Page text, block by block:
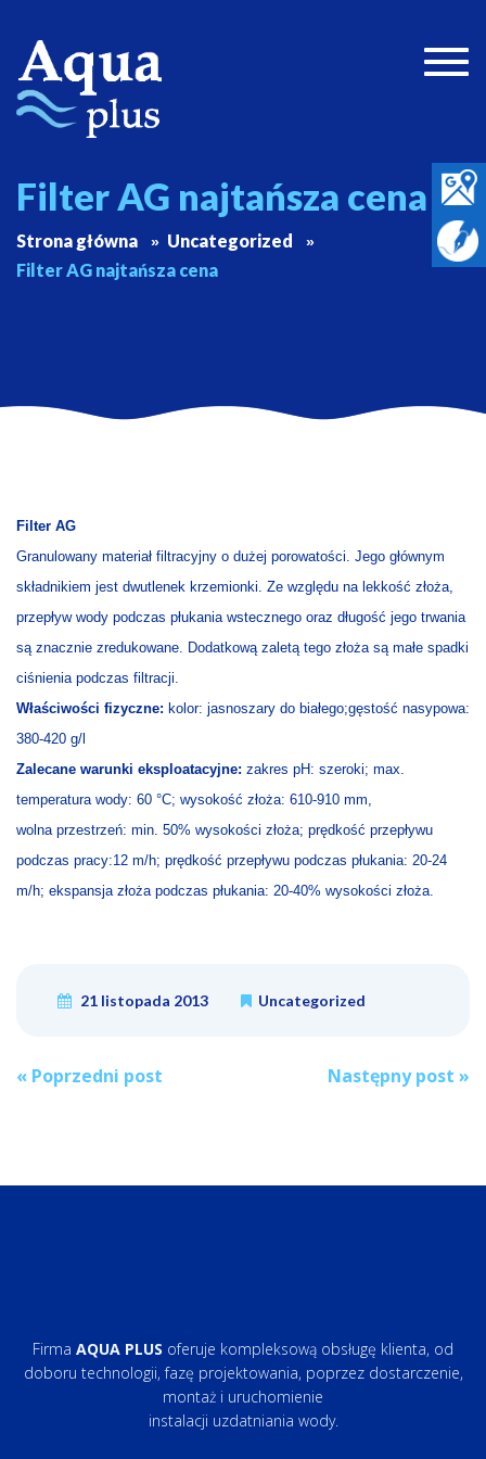
Filter AG najtańsza cena
Strona główna
Uncategorized
Filter AG najtańsza cena
Filter AG
Granulowany materiał filtracyjny o dużej porowatości. Jego głównym
składnikiem jest dwutlenek krzemionki. Ze względu na lekkość złoża,
przepływ wody podczas płukania wstecznego oraz długość jego trwania
są znacznie zredukowane. Dodatkową zaletą tego złoża są małe spadki
ciśnienia podczas filtracji.
Właściwości fizyczne: kolor: jasnoszary do białego;gęstość nasypowa:
380-420 g/l
Zalecane warunki eksploatacyjne: zakres pH: szeroki; max.
temperatura wody: 60 °C; wysokość złoża: 610-910 mm,
wolna przestrzeń: min. 50% wysokości złoża; prędkość przepływu
podczas pracy:12 m/h; prędkość przepływu podczas płukania: 20-24
m/h; ekspansja złoża podczas płukania: 20-40% wysokości złoża.
21 listopada 2013 Uncategorized
Post
« Poprzedni post Następny post »
Firma AQUA PLUS oferuje kompleksową obsługę klienta, od
doboru technologii, fazę projektowania, poprzez dostarczenie,
montaż i uruchomienie
instalacji uzdatniania wody.